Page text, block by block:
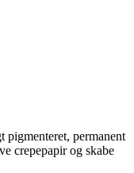
permanent
crepepapir og skabe